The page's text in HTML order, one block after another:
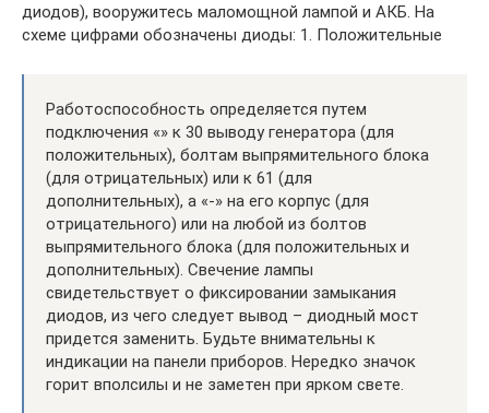
диодов), вооружитесь маломощной лампой и АКБ. На
схеме цифрами обозначены диоды: 1. Положительные
Работоспособность определяется путем
подключения «» к 30 выводу генератора (для
положительных), болтам выпрямительного блока
(для отрицательных) или к 61 (для
дополнительных), а «-» на его корпус (для
отрицательного) или на любой из болтов
выпрямительного блока (для положительных и
дополнительных). Свечение лампы
свидетельствует о фиксировании замыкания
диодов, из чего следует вывод – диодный мост
придется заменить. Будьте внимательны к
индикации на панели приборов. Нередко значок
горит вполсилы и не заметен при ярком свете.